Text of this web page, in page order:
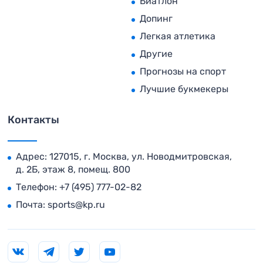
Допинг
Легкая атлетика
Другие
Прогнозы на спорт
Лучшие букмекеры
Контакты
Адрес: 127015, г. Москва, ул. Новодмитровская,
д. 2Б, этаж 8, помещ. 800
Телефон: +7 (495) 777-02-82
Почта: sports@kp.ru